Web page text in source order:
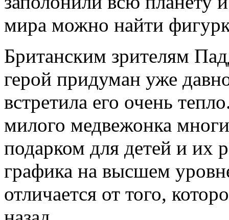
мира можно найти
Британским зрителям
герой придуман уже
встретила его очень
милого медвежонка
подарком для детей и их
графика на высшем
отличается от того,